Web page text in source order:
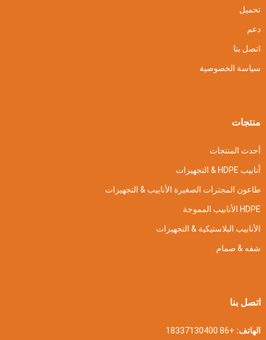
تحميل
دعم
اتصل بنا
سياسة الخصوصية
منتجات
أحدث المنتجات
أنابيب HDPE & التجهيزات
طاعون المجترات الصغيرة الأنابيب & التجهيزات
HDPE الأنابيب المموجة
الأنابيب البلاستيكية & التجهيزات
شفه & صمام
اتصل بنا
الهاتف: +86 18337130400